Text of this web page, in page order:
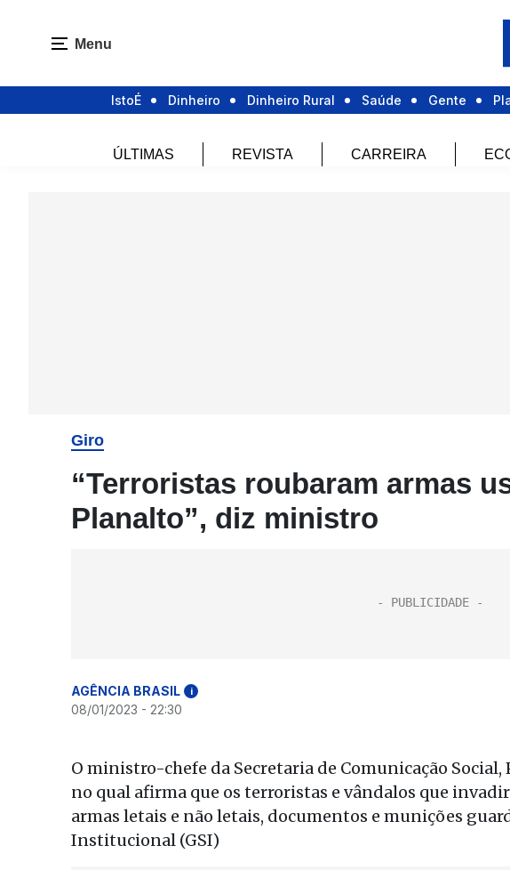
Menu
IstoÉ Dinheiro Dinheiro Rural Saúde Gente
ÚLTIMAS REVISTA CARREIRA
Giro
“Terroristas roubaram armas
Planalto”, diz ministro
AGÊNCIA BRASIL i
08/01/2023 - 22:30
O ministro-chefe da Secretaria de Comunicação
no qual afirma que os terroristas e vândalos que
armas letais e não letais, documentos e munições
Institucional (GSI)